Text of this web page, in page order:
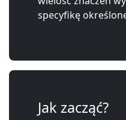
specyfikę
Jak zacząć?